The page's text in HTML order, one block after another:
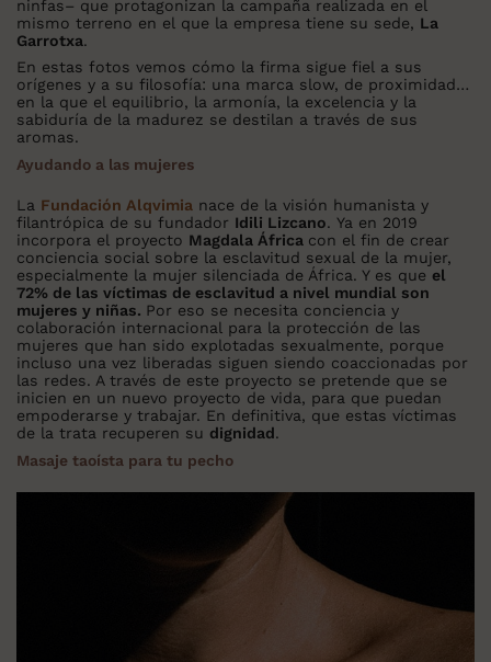
ninfas– que protagonizan la campaña realizada en el
mismo terreno en el que la empresa tiene su sede, La
Garrotxa.
En estas fotos vemos cómo la firma sigue fiel a sus
orígenes y a su filosofía: una marca slow, de proximidad…
en la que el equilibrio, la armonía, la excelencia y la
sabiduría de la madurez se destilan a través de sus
aromas.
Ayudando a las mujeres
La Fundación Alqvimia nace de la visión humanista y
filantrópica de su fundador Idili Lizcano. Ya en 2019
incorpora el proyecto Magdala África con el fin de crear
conciencia social sobre la esclavitud sexual de la mujer,
especialmente la mujer silenciada de África. Y es que el
72% de las víctimas de esclavitud a nivel mundial son
mujeres y niñas. Por eso se necesita conciencia y
colaboración internacional para la protección de las
mujeres que han sido explotadas sexualmente, porque
incluso una vez liberadas siguen siendo coaccionadas por
las redes. A través de este proyecto se pretende que se
inicien en un nuevo proyecto de vida, para que puedan
empoderarse y trabajar. En definitiva, que estas víctimas
de la trata recuperen su dignidad.
Masaje taoísta para tu pecho